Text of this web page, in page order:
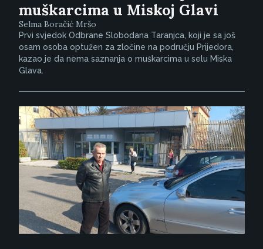
muškarcima u Miskoj Glavi
Selma Boračić Mršo
Prvi svjedok Odbrane Slobodana Taranjca, koji je sa još
osam osoba optužen za zločine na području Prijedora,
kazao je da nema saznanja o muškarcima u selu Miska
Glava.